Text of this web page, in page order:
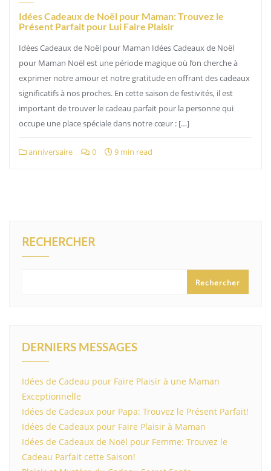
Idées Cadeaux de Noël pour Maman: Trouvez le
Présent Parfait pour Lui Faire Plaisir
Idées Cadeaux de Noël pour Maman Idées Cadeaux de Noël
pour Maman Noël est une période magique où l’on cherche à
exprimer notre amour et notre gratitude en offrant des cadeaux
significatifs à nos proches. En cette saison de festivités, il est
important de trouver le cadeau parfait pour la personne qui
occupe une place spéciale dans notre cœur : […]
anniversaire 0 9 min read
RECHERCHER
Rechercher
DERNIERS MESSAGES
Idées de Cadeau pour Faire Plaisir à une Maman
Exceptionnelle
Idées de Cadeaux pour Papa: Trouvez le Présent Parfait!
Idées de Cadeaux pour Faire Plaisir à Maman
Idées de Cadeaux de Noël pour Femme: Trouvez le
Cadeau Parfait cette Saison!